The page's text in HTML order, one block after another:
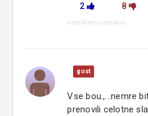
2 8
neprimerno vsebino
gost
Vse bou.,...nemre
prenovili celotne